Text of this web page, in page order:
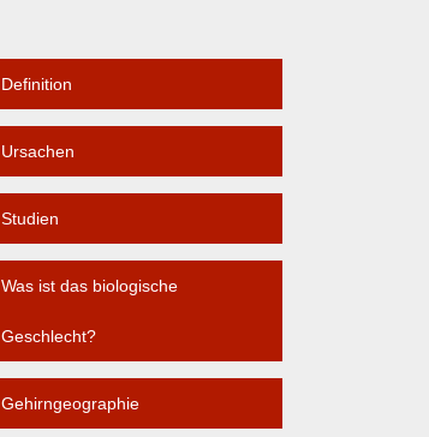
Definition
Ursachen
Studien
Was ist das biologische
Geschlecht?
Gehirngeographie